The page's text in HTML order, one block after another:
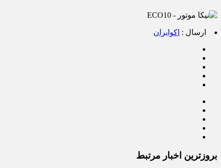
ارسال : اکوایران
بروزترین اخبار مرتبط